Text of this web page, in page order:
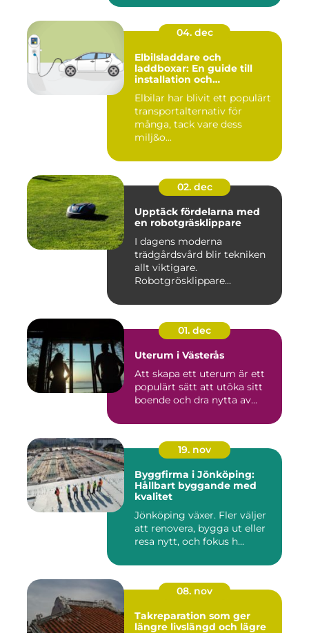
04. dec
Elbilsladdare och
laddboxar: En guide till
installation och
Elbilar har blivit ett populärt
transportalternativ för
många, tack vare dess
milj&o...
02. dec
Upptäck fördelarna med
en robotgräsklippare
I dagens moderna
trädgårdsvård blir tekniken
allt viktigare.
Robotgrösklippare...
01. dec
Uterum i Västerås
Att skapa ett uterum är ett
populärt sätt att utöka sitt
boende och dra nytta av...
19. nov
Byggfirma i Jönköping:
Hållbart byggande med
kvalitet
Jönköping växer. Fler väljer
att renovera, bygga ut eller
resa nytt, och fokus h...
08. nov
Takreparation som ger
längre livslängd och lägre